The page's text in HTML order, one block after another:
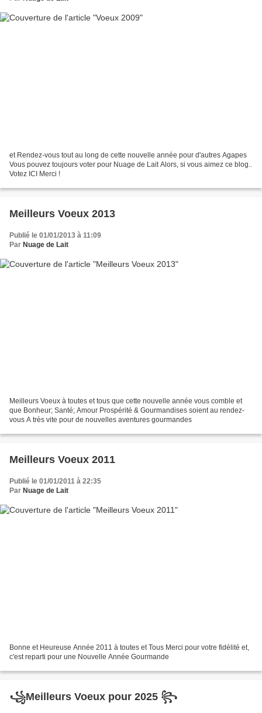
et Rendez-vous tout au long de cette nouvelle année pour d'autres Agapes
Vous pouvez toujours voter pour Nuage de Lait Alors, si vous aimez ce blog..
Votez ICI Merci !
Meilleurs Voeux 2013
Publié le 01/01/2013 à 11:09
Par Nuage de Lait
Meilleurs Voeux à toutes et tous que cette nouvelle année vous comble et
que Bonheur; Santé; Amour Prospérité & Gourmandises soient au rendez-
vous A très vite pour de nouvelles aventures gourmandes
Meilleurs Voeux 2011
Publié le 01/01/2011 à 22:35
Par Nuage de Lait
Bonne et Heureuse Année 2011 à toutes et Tous Merci pour votre fidélité et,
c'est reparti pour une Nouvelle Année Gourmande
꧁Meilleurs Voeux pour 2025 ꧂